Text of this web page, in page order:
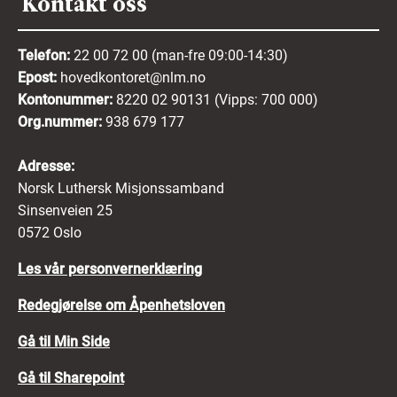
søknaden og slette personopplysningene som er
forbundet med søknaden fra
rekrutteringssystemet.
Ved å sende inn din søknad:
Erklærer du at opplysningene i søknaden
Samtykker du til behandling og
opplysningene.
Mer informasjon om hvordan vi behandler dine
personvernerklæring her
Telefon: 22 00 72 00 (man-fre 09:00-14:30)
Epost: hovedkontoret@nlm.no
Kontonummer: 8220 02 90131 (Vipps: 700 000)
Org.nummer: 938 679 177
Adresse:
Norsk Luthersk Misjonssamband
Sinsenveien 25
0572 Oslo
Les vår personvernerklæring
Redegjørelse om Åpenhetsloven
Gå til Min Side
Gå til Sharepoint